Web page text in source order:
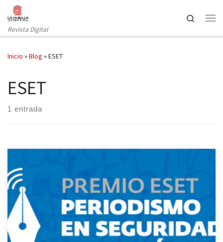
Saltar al contenido
Revista Digital
Search
Inicio »Blog »ESET
ESET
1 entrada
La fecha de cierre para participar con notas o artículos vinculados
a temáticas de seguridad informática se extenderá hasta el martes
23 de agosto. ESET, compañía líder en detección proactiva de
amenazas, anuncia que continúa abierta la inscripción para
participar del Premio ESET al Periodismo en Seguridad
Informática. Pueden concursar […]